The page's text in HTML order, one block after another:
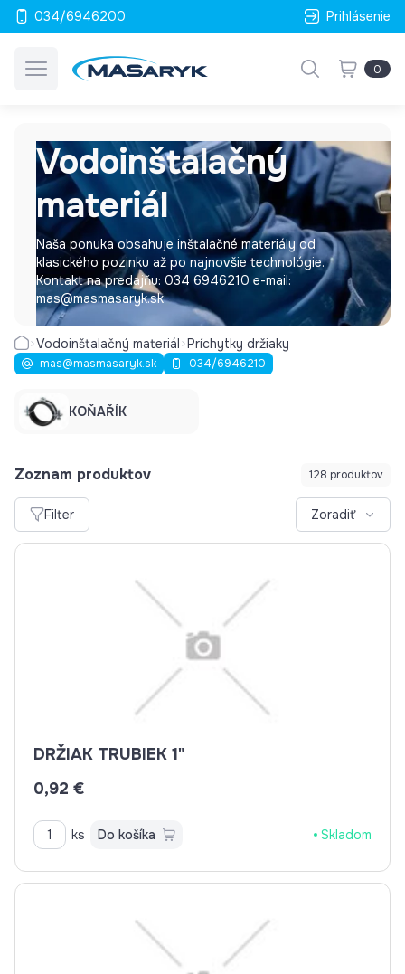
034/6946200 Prihlásenie
0
Vodoinštalačný
materiál
Naša ponuka obsahuje inštalačné materiály od
klasického pozinku až po najnovšie technológie.
Kontakt na predajňu: 034 6946210 e-mail:
mas@masmasaryk.sk
Vodoinštalačný materiál Príchytky držiaky
mas@masmasaryk.sk 034/6946210
KOŇAŘÍK
Zoznam produktov 128 produktov
Filter Zoradiť
DRŽIAK TRUBIEK 1"
0,92 €
ks Do košíka Skladom